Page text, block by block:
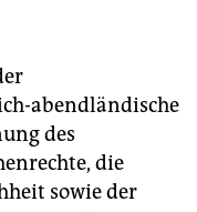
abendländische
des
die
sowie der